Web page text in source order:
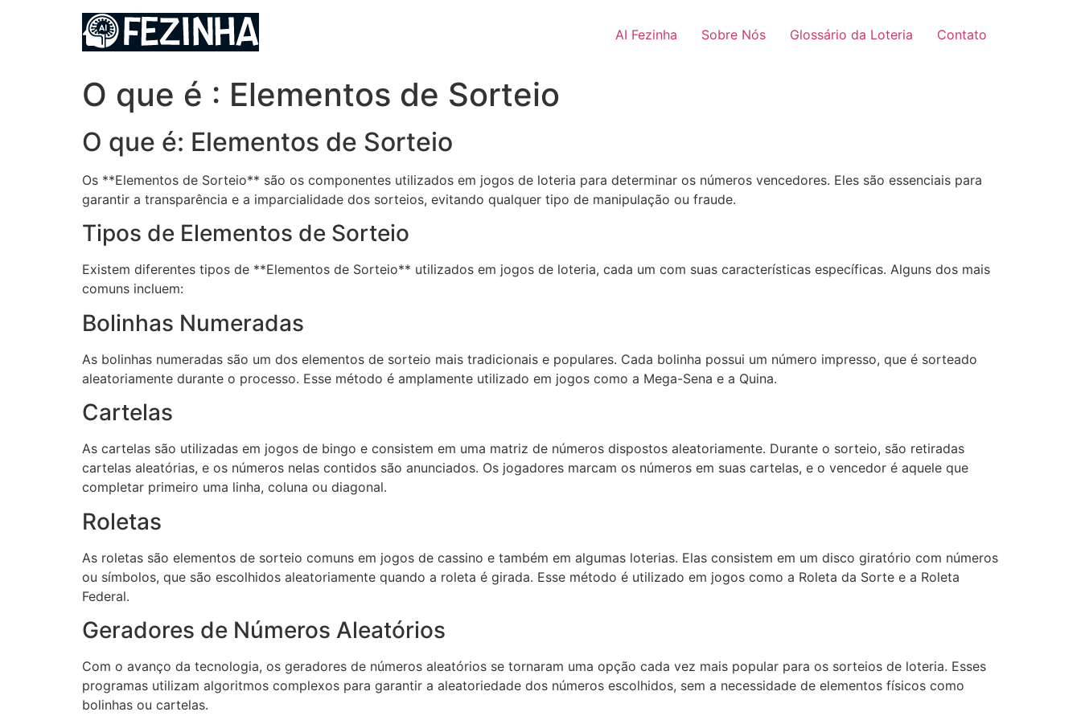
AI Fezinha Sobre Nós Glossário da Loteria Contato
O que é : Elementos de Sorteio
O que é: Elementos de Sorteio
Os **Elementos de Sorteio** são os componentes utilizados em jogos de loteria para determinar os números vencedores. Eles são essenciais para
garantir a transparência e a imparcialidade dos sorteios, evitando qualquer tipo de manipulação ou fraude.
Tipos de Elementos de Sorteio
Existem diferentes tipos de **Elementos de Sorteio** utilizados em jogos de loteria, cada um com suas características específicas. Alguns dos mais
comuns incluem:
Bolinhas Numeradas
As bolinhas numeradas são um dos elementos de sorteio mais tradicionais e populares. Cada bolinha possui um número impresso, que é sorteado
aleatoriamente durante o processo. Esse método é amplamente utilizado em jogos como a Mega-Sena e a Quina.
Cartelas
As cartelas são utilizadas em jogos de bingo e consistem em uma matriz de números dispostos aleatoriamente. Durante o sorteio, são retiradas
cartelas aleatórias, e os números nelas contidos são anunciados. Os jogadores marcam os números em suas cartelas, e o vencedor é aquele que
completar primeiro uma linha, coluna ou diagonal.
Roletas
As roletas são elementos de sorteio comuns em jogos de cassino e também em algumas loterias. Elas consistem em um disco giratório com números
ou símbolos, que são escolhidos aleatoriamente quando a roleta é girada. Esse método é utilizado em jogos como a Roleta da Sorte e a Roleta
Federal.
Geradores de Números Aleatórios
Com o avanço da tecnologia, os geradores de números aleatórios se tornaram uma opção cada vez mais popular para os sorteios de loteria. Esses
programas utilizam algoritmos complexos para garantir a aleatoriedade dos números escolhidos, sem a necessidade de elementos físicos como
bolinhas ou cartelas.